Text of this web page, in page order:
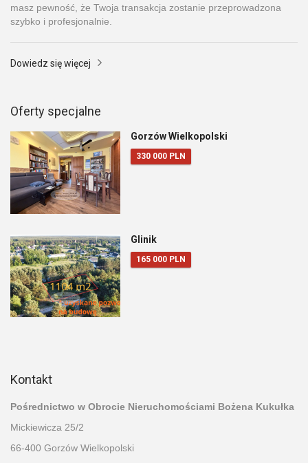
masz pewność, że Twoja transakcja zostanie przeprowadzona
szybko i profesjonalnie.
Dowiedz się więcej
Oferty specjalne
Gorzów Wielkopolski
330 000 PLN
Glinik
165 000 PLN
Kontakt
Pośrednictwo w Obrocie Nieruchomościami Bożena Kukułka
Mickiewicza 25/2
66-400 Gorzów Wielkopolski